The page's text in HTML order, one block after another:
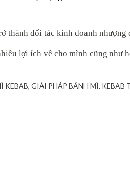
thành đối tác kinh doanh nhượng
lợi ích về cho mình cũng như
KEBAB GIẢI PHÁP BÁNH MÌ KEBAB